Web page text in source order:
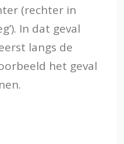
(rechter in
In dat geval
langs de
het geval